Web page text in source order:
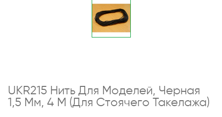
UKR215 Нить Для Моделей, Черная
1,5 Мм, 4 М (для Стоячего Такелажа)